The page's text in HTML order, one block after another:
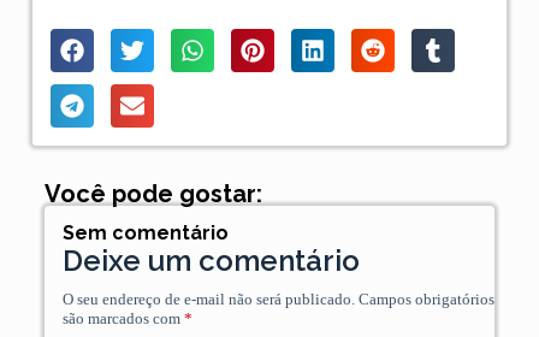
Você pode gostar:
Sem comentário
Deixe um comentário
O seu endereço de e-mail não será publicado. Campos obrigatórios
são marcados com *